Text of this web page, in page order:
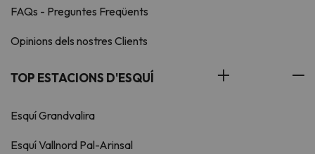
FAQs - Preguntes Freqüents
Opinions dels nostres Clients
TOP ESTACIONS D'ESQUÍ
Esquí Grandvalira
Esquí Vallnord Pal-Arinsal